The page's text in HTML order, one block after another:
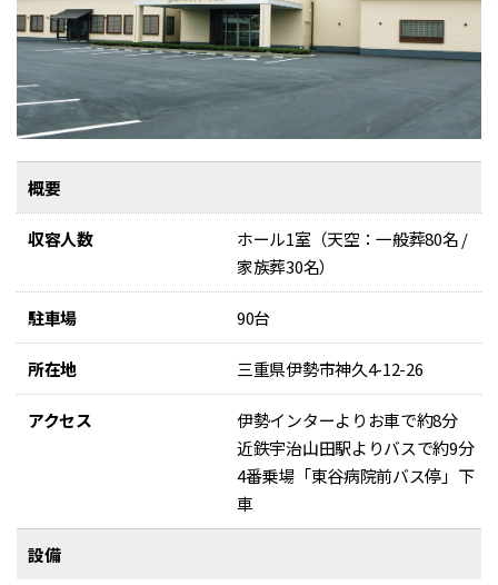
概要
収容人数
ホール1室（天空：一般葬80名 /
家族葬30名）
駐車場 90台
所在地 三重県伊勢市神久4-12-26
アクセス
伊勢インターよりお車で約8分
近鉄宇治山田駅よりバスで約9分
4番乗場「東谷病院前バス停」下
車
設備